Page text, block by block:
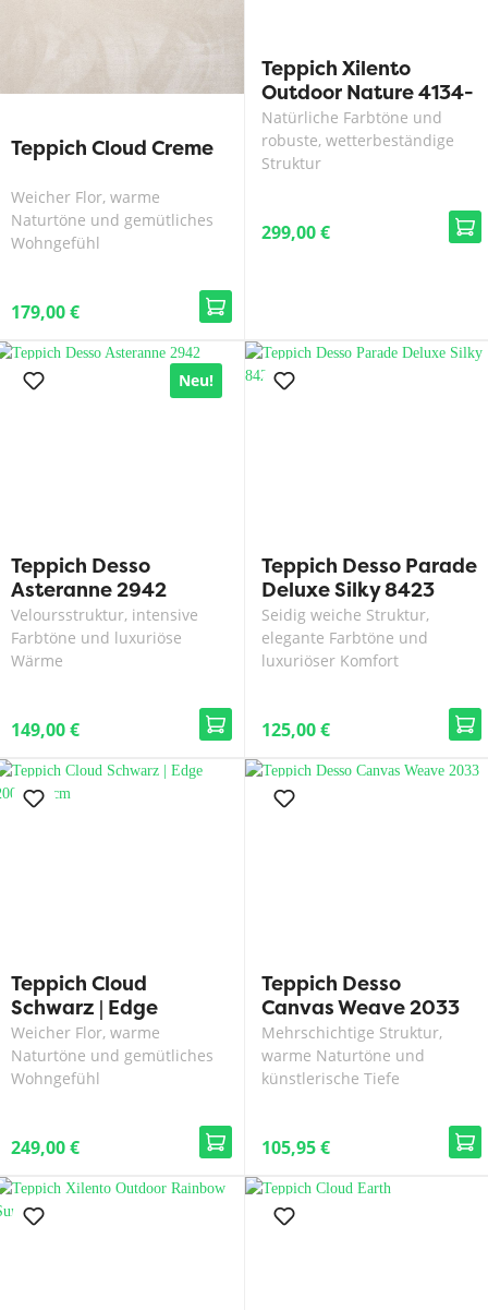
Teppich Cloud Creme
Weicher Flor, warme
Naturtöne und gemütliches
Wohngefühl
179,00 €
Teppich Xilento
Outdoor Nature 4134-
70
Natürliche Farbtöne und
robuste, wetterbeständige
Struktur
299,00 €
Neu!
Teppich Desso
Asteranne 2942
Veloursstruktur, intensive
Farbtöne und luxuriöse
Wärme
149,00 €
Teppich Desso Parade
Deluxe Silky 8423
Seidig weiche Struktur,
elegante Farbtöne und
luxuriöser Komfort
125,00 €
Teppich Cloud
Schwarz | Edge
200x300 cm
Weicher Flor, warme
Naturtöne und gemütliches
Wohngefühl
249,00 €
Teppich Desso
Canvas Weave 2033
Mehrschichtige Struktur,
warme Naturtöne und
künstlerische Tiefe
105,95 €